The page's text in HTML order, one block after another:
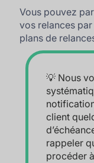
Vous pouvez
vos relances
plans de
💡 Nous
client
rappeler
procéder